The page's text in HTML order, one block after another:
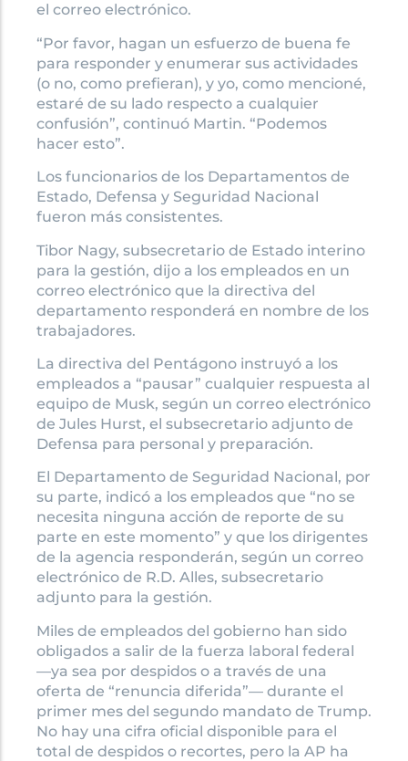
el correo electrónico.
“Por favor, hagan un esfuerzo de buena fe
para responder y enumerar sus actividades
(o no, como prefieran), y yo, como mencioné,
estaré de su lado respecto a cualquier
confusión”, continuó Martin. “Podemos
hacer esto”.
Los funcionarios de los Departamentos de
Estado, Defensa y Seguridad Nacional
fueron más consistentes.
Tibor Nagy, subsecretario de Estado interino
para la gestión, dijo a los empleados en un
correo electrónico que la directiva del
departamento responderá en nombre de los
trabajadores.
La directiva del Pentágono instruyó a los
empleados a “pausar” cualquier respuesta al
equipo de Musk, según un correo electrónico
de Jules Hurst, el subsecretario adjunto de
Defensa para personal y preparación.
El Departamento de Seguridad Nacional, por
su parte, indicó a los empleados que “no se
necesita ninguna acción de reporte de su
parte en este momento” y que los dirigentes
de la agencia responderán, según un correo
electrónico de R.D. Alles, subsecretario
adjunto para la gestión.
Miles de empleados del gobierno han sido
obligados a salir de la fuerza laboral federal
—ya sea por despidos o a través de una
oferta de “renuncia diferida”— durante el
primer mes del segundo mandato de Trump.
No hay una cifra oficial disponible para el
total de despidos o recortes, pero la AP ha